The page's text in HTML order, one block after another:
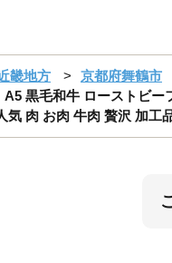
畿地方 京都府舞鶴市
A5 黒毛和牛 ローストビ
気 肉 お肉 牛肉 贅沢 加工